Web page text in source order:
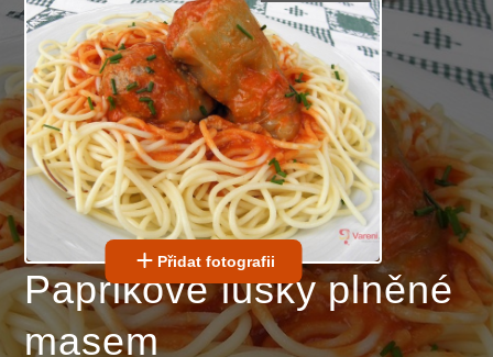
Přidat fotografii
Paprikové lusky plněné
masem